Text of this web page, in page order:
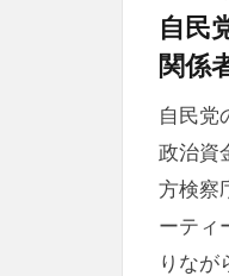
自民
関係
自民党
政治資
方検察
ーティ
りなが